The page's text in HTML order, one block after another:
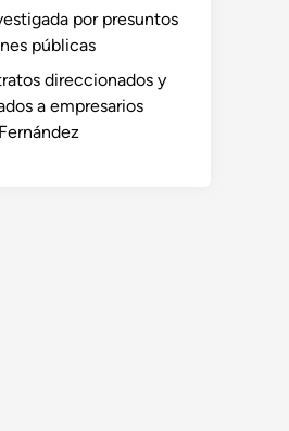
por presuntos
públicas
direccionados y
a empresarios